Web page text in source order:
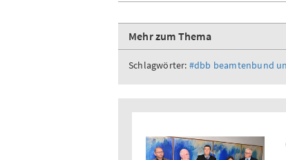
Mehr zum Thema
Schlagwörter: #dbb beamtenbund